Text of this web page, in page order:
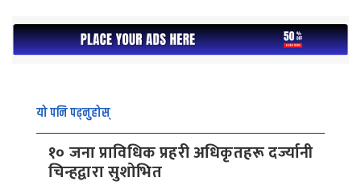
यो पनि पढ्नुहोस्
१० जना प्राविधिक प्रहरी अधिकृतहरू दर्ज्यानी
चिन्हद्वारा सुशोभित